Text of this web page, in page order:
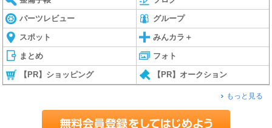
パーツレビュー グループ
スポット みんカラ＋
まとめ フォト
【PR】ショッピング 【PR】オークション
もっと見る